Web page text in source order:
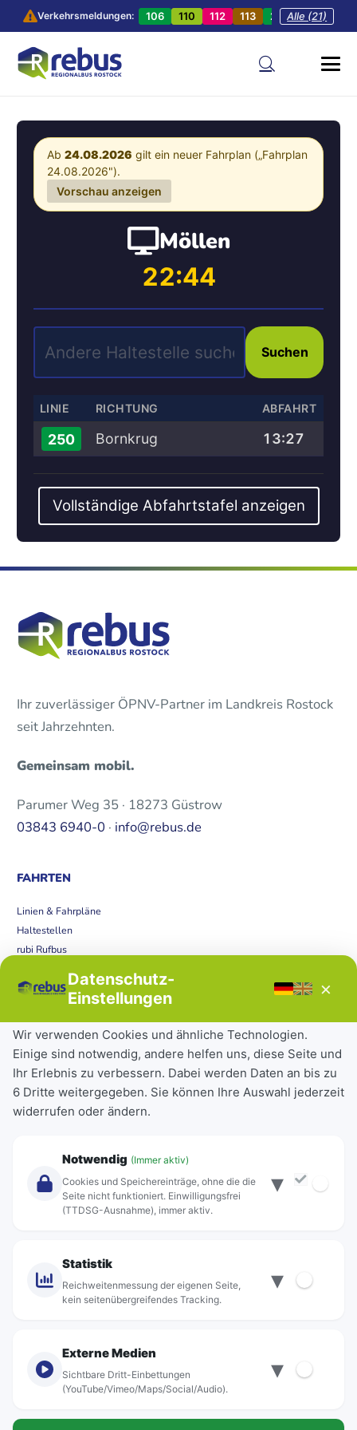
Verkehrsmeldungen: 106 110 112 113 201 202
Alle (21)
Ab 24.08.2026 gilt ein neuer Fahrplan („Fahrplan
24.08.2026").
Vorschau anzeigen
Möllen
22:44
Suchen
LINIE RICHTUNG ABFAHRT
250 Bornkrug 13:27
Vollständige Abfahrtstafel anzeigen
Ihr zuverlässiger ÖPNV-Partner im Landkreis Rostock
seit Jahrzehnten.
Gemeinsam mobil.
Parumer Weg 35 · 18273 Güstrow
03843 6940-0 · info@rebus.de
FAHRTEN
Linien & Fahrpläne
Haltestellen
rubi Rufbus
Störungen
Tickets & Tarife
Deutschlandticket
Schülerkarte
Einzeltickets
Abonnements
Über Rebus
Standorte
© rebus Regionalbus Rostock GmbH
Datenschutz-
Einstellungen
×
Wir verwenden Cookies und ähnliche Technologien.
Einige sind notwendig, andere helfen uns, diese Seite und
Ihr Erlebnis zu verbessern. Dabei werden Daten an bis zu
6 Dritte weitergegeben. Sie können Ihre Auswahl jederzeit
widerrufen oder ändern.
Notwendig (Immer aktiv)
Cookies und Speichereinträge, ohne die die
Seite nicht funktioniert. Einwilligungsfrei
(TTDSG-Ausnahme), immer aktiv.
▾
Statistik
Reichweitenmessung der eigenen Seite,
kein seitenübergreifendes Tracking.
▾
Externe Medien
Sichtbare Dritt-Einbettungen
(YouTube/Vimeo/Maps/Social/Audio).
▾